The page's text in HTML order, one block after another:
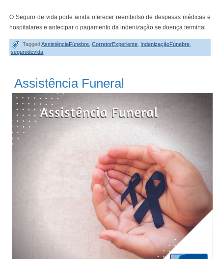
O Seguro de vida pode ainda oferecer reembolso de despesas médicas e
hospitalares e antecipar o pagamento da indenização se doença terminal
Tagged AssistênciaFúnebre ,CorretorExperiente IndenizaçãoFúnebre
segurodevida
Assistência Funeral